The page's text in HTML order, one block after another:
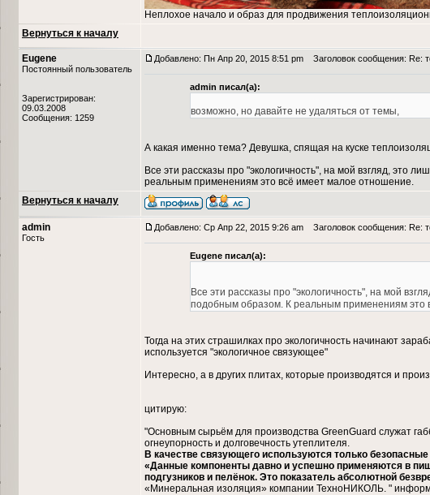
Неплохое начало и образ для продвижения
Вернуться к началу
Eugene
Постоянный пользователь
Зарегистрирован:
09.03.2008
Сообщения: 1259
Добавлено: Пн Апр 20, 2015 8:51 pm Заголовок сообщения: Re:
admin писал(а):
возможно, но давайте не удаляться от темы,
А какая именно тема? Девушка, спящая на куске
Все эти рассказы про "экологичность", на мой взгляд, это
реальным применениям это всё имеет малое отношение.
Вернуться к началу
admin
Гость
Добавлено: Ср Апр 22, 2015 9:26 am Заголовок сообщения: Re:
Eugene писал(а):
Все эти рассказы про "экологичность", на мой
подобным образом. К реальным применениям это
Тогда на этих страшилках про экологичность начинают
используется "экологичное связующее"
Интересно, а в других плитах, которые производятся и
цитирую:
"Основным сырьём для производства GreenGuard служат
огнеупорность и долговечность утеплителя.
В качестве связующего используются только
«Данные компоненты давно и успешно применяются в
подгузников и пелёнок. Это показатель абсолютной
«Минеральная изоляция» компании ТехноНИКОЛЬ. "